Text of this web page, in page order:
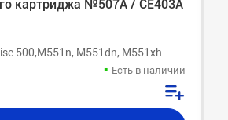
картриджа №507A / CE403A
500,M551n, M551dn, M551xh
Есть в наличии